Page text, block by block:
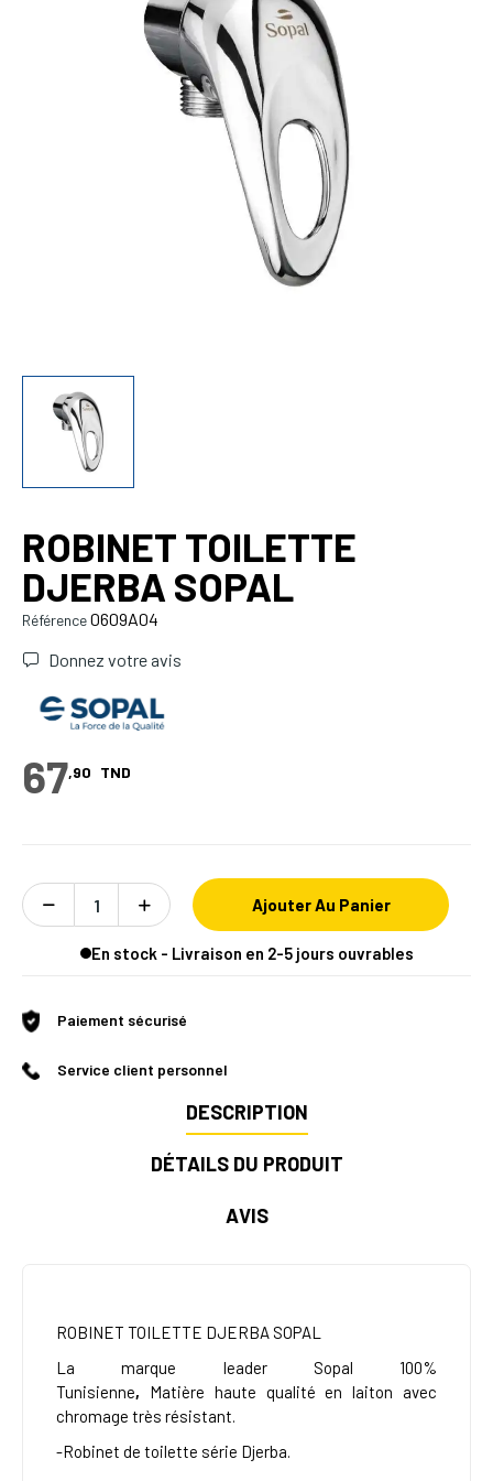
ROBINET TOILETTE
DJERBA SOPAL
Référence0609A04
Donnez votre avis
67,90 TND
Ajouter Au Panier
En stock - Livraison en 2-5 jours ouvrables
Paiement sécurisé
Service client personnel
DESCRIPTION
DÉTAILS DU PRODUIT
AVIS
ROBINET TOILETTE DJERBA SOPAL
La marque leader Sopal 100%
Tunisienne, Matière haute qualité en laiton avec
chromage très résistant.
-Robinet de toilette série Djerba.